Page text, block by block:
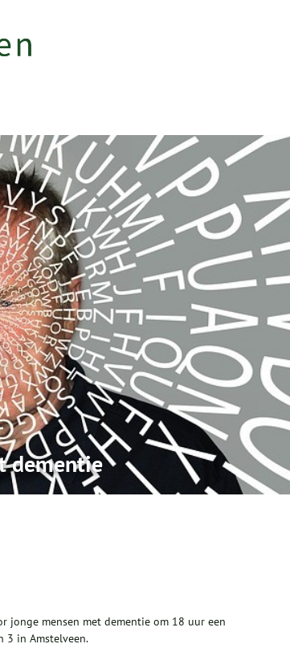
dementie
jonge mensen met dementie om 18 uur een
3 in Amstelveen.